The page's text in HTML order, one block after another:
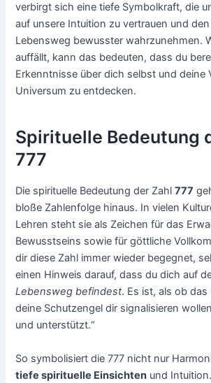
verbirgt sich eine tiefe Symbolkraft, die
auf unsere Intuition zu vertrauen und
Lebensweg bewusster wahrzunehmen.
auffällt, kann das bedeuten, dass du
Erkenntnisse über dich selbst und deine
Universum zu entdecken.
Spirituelle Bedeutung
777
Die spirituelle Bedeutung der Zahl777
bloße Zahlenfolge hinaus. In vielen
Lehren steht sie als Zeichen für das
Bewusstseins sowie für göttliche
dir diese Zahl immer wieder begegnet,
einen Hinweis darauf, dass du dich auf
Lebensweg befindest. Es ist, als ob
deine Schutzengel dir signalisieren
und unterstützt.“
So symbolisiert die 777 nicht nur
tiefe spirituelle Einsichten und